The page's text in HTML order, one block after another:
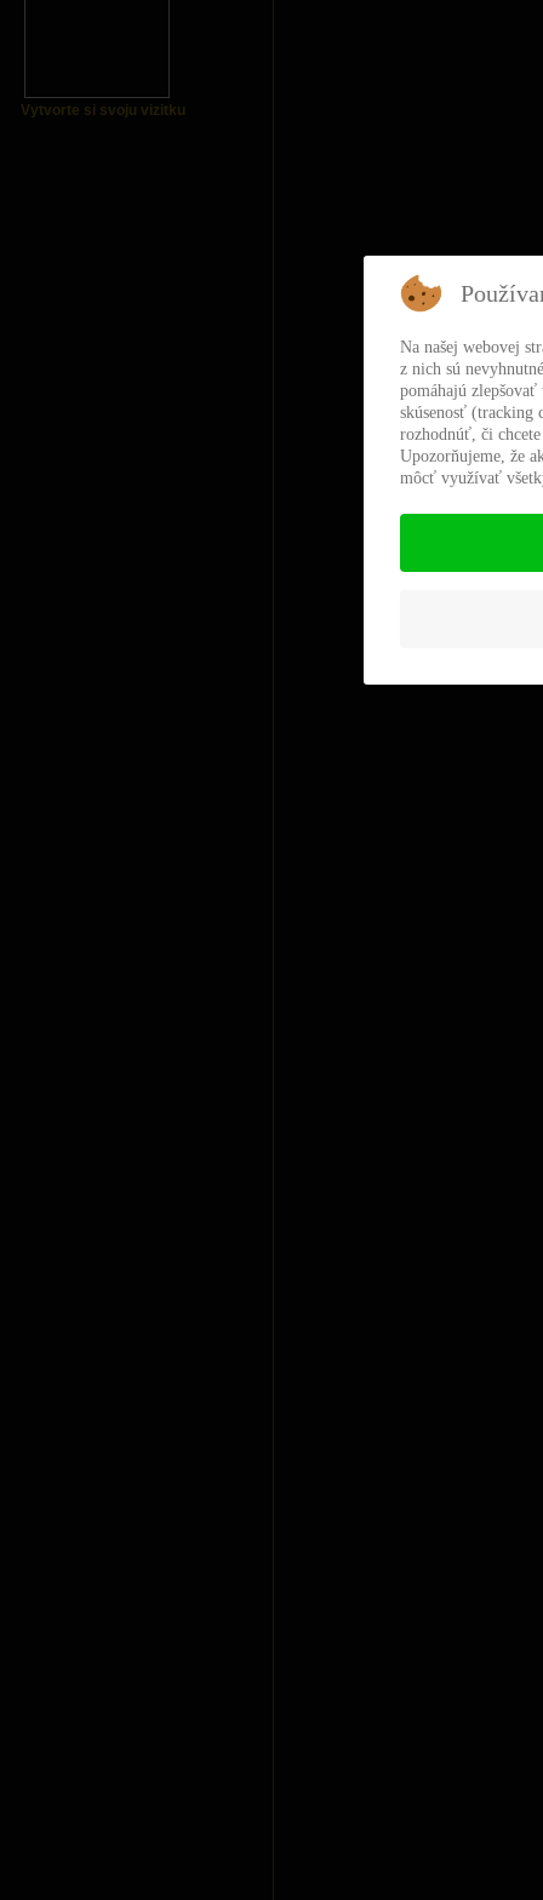
Vytvorte si svoju vizitku
Na našej webovej
z nich sú
pomáhajú
skúsenosť (tracking
rozhodnúť, či
Upozorňujeme, že
môcť využívať